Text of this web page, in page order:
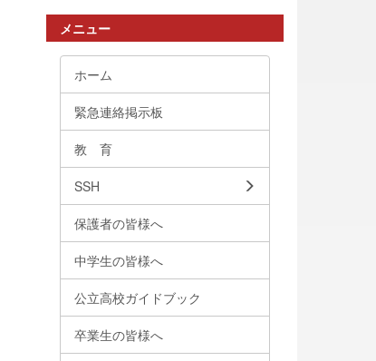
メニュー
ホーム
緊急連絡掲示板
教 育
SSH
保護者の皆様へ
中学生の皆様へ
公立高校ガイドブック
卒業生の皆様へ